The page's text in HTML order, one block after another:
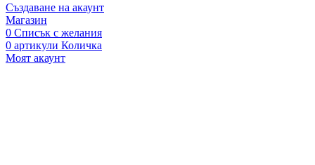
Създаване на акаунт
Магазин
0 Списък с желания
0 артикули Количка
Моят акаунт